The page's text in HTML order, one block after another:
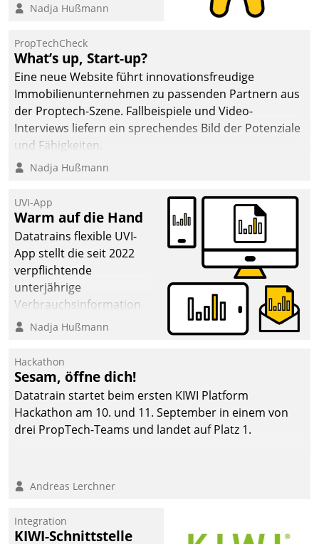
methodisch
Quartier. Dazwischen
zeigte Datatrain, was es
Neues zu bieten hat.
Nadja Hußmann
PropTechCheck
What’s up, Start-up?
Eine neue Website führt innovationsfreudige
Immobilienunternehmen zu passenden Partnern aus
der Proptech-Szene. Fallbeispiele und Video-
Interviews liefern ein sprechendes Bild der Potenziale
und Fähigkeiten.
Nadja Hußmann
UVI-App
Warm auf die Hand
Datatrains flexible UVI-
App stellt die seit 2022
verpflichtende
unterjährige
Verbrauchsinformation
schnell, zuverlässig und
Die monatlichen
Mitteilungen zum
Heizungs- und
Wasserverbrauch gehen
automatisiert, vollständig
und auf Wunsch über
Kommunikationswege bei
Nadja Hußmann
Hackathon
Sesam, öffne dich!
Datatrain startet beim ersten KIWI Platform
Hackathon am 10. und 11. September in einem von
drei PropTech-Teams und landet auf Platz 1.
Andreas Lerchner
Integration
KIWI-Schnittstelle